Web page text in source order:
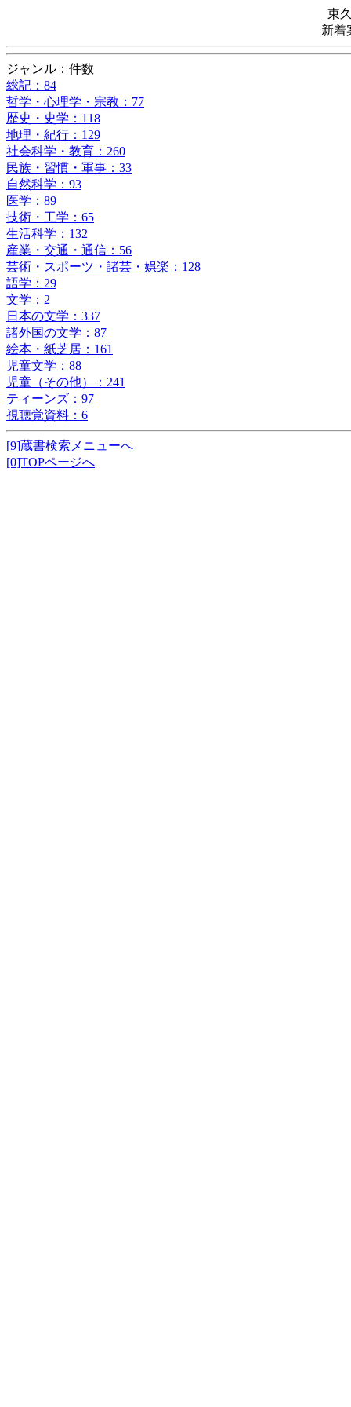
東
新着
ジャンル：件数
総記：84
哲学・心理学・宗教：77
歴史・史学：118
地理・紀行：129
社会科学・教育：260
民族・習慣・軍事：33
自然科学：93
医学：89
技術・工学：65
生活科学：132
産業・交通・通信：56
芸術・スポーツ・諸芸・娯楽：128
語学：29
文学：2
日本の文学：337
諸外国の文学：87
絵本・紙芝居：161
児童文学：88
児童（その他）：241
ティーンズ：97
視聴覚資料：6
[9]蔵書検索メニューへ
[0]TOPページへ